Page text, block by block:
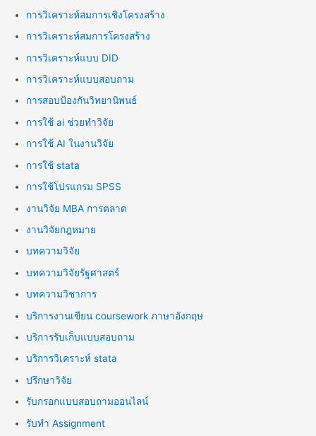
การวิเคราะห์สมการเชิงโครงสร้าง
การวิเคราะห์สมการโครงสร้าง
การวิเคราะห์แบบ DID
การวิเคราะห์แบบสอบถาม
การสอบป้องกันวิทยานิพนธ์
การใช้ ai ช่วยทำวิจัย
การใช้ AI ในงานวิจัย
การใช้ stata
การใช้โปรแกรม SPSS
งานวิจัย MBA การตลาด
งานวิจัยกฎหมาย
บทความวิจัย
บทความวิจัยรัฐศาสตร์
บทความวิชาการ
บริการงานเขียน coursework ภาษาอังกฤษ
บริการรับเก็บแบบสอบถาม
บริการวิเคราะห์ stata
ปรึกษาวิจัย
รับกรอกแบบสอบถามออนไลน์
รับทำ Assignment